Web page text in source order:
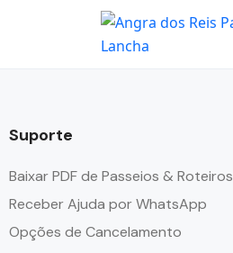
Suporte
Baixar PDF de Passeios & Roteiros
Receber Ajuda por WhatsApp
Opções de Cancelamento